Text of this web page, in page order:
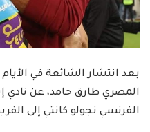
بعد انتشار الشائعة في
المصري طارق حامد، عن نادي
الفرنسي نجولو كانتي إلى